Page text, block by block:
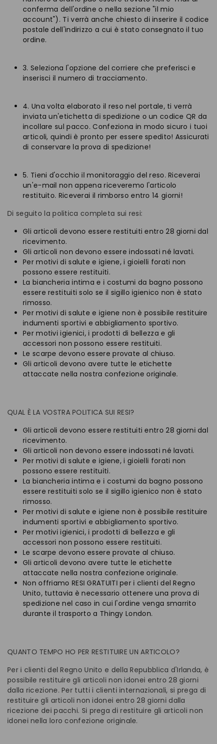
conferma dell'ordine o nella sezione "il mio
account"). Ti verrà anche chiesto di inserire il codice
postale dell'indirizzo a cui è stato consegnato il tuo
ordine.
3. Seleziona l'opzione del corriere che preferisci e
inserisci il numero di tracciamento.
4. Una volta elaborato il reso nel portale, ti verrà
inviata un'etichetta di spedizione o un codice QR da
incollare sul pacco. Confeziona in modo sicuro i tuoi
articoli, quindi è pronto per essere spedito! Assicurati
di conservare la prova di spedizione!
5. Tieni d'occhio il monitoraggio del reso. Riceverai
un'e-mail non appena riceveremo l'articolo
restituito. Riceverai il rimborso entro 14 giorni!
Di seguito la politica completa sui resi:
Gli articoli devono essere restituiti entro 28 giorni dal
ricevimento.
Gli articoli non devono essere indossati né lavati.
Per motivi di salute e igiene, i gioielli forati non
possono essere restituiti.
La biancheria intima e i costumi da bagno possono
essere restituiti solo se il sigillo igienico non è stato
rimosso.
Per motivi di salute e igiene non è possibile restituire
indumenti sportivi e abbigliamento sportivo.
Per motivi igienici, i prodotti di bellezza e gli
accessori non possono essere restituiti.
Le scarpe devono essere provate al chiuso.
Gli articoli devono avere tutte le etichette
attaccate nella nostra confezione originale.
QUAL È LA VOSTRA POLITICA SUI RESI?
Gli articoli devono essere restituiti entro 28 giorni dal
ricevimento.
Gli articoli non devono essere indossati né lavati.
Per motivi di salute e igiene, i gioielli forati non
possono essere restituiti.
La biancheria intima e i costumi da bagno possono
essere restituiti solo se il sigillo igienico non è stato
rimosso.
Per motivi di salute e igiene non è possibile restituire
indumenti sportivi e abbigliamento sportivo.
Per motivi igienici, i prodotti di bellezza e gli
accessori non possono essere restituiti.
Le scarpe devono essere provate al chiuso.
Gli articoli devono avere tutte le etichette
attaccate nella nostra confezione originale.
Non offriamo RESI GRATUITI per i clienti del Regno
Unito, tuttavia è necessario ottenere una prova di
spedizione nel caso in cui l'ordine venga smarrito
durante il trasporto a Thingy London.
QUANTO TEMPO HO PER RESTITUIRE UN ARTICOLO?
Per i clienti del Regno Unito e della Repubblica d'Irlanda, è
possibile restituire gli articoli non idonei entro 28 giorni
dalla ricezione. Per tutti i clienti internazionali, si prega di
restituire gli articoli non idonei entro 28 giorni dalla
ricezione dei pacchi. Si prega di restituire gli articoli non
idonei nella loro confezione originale.